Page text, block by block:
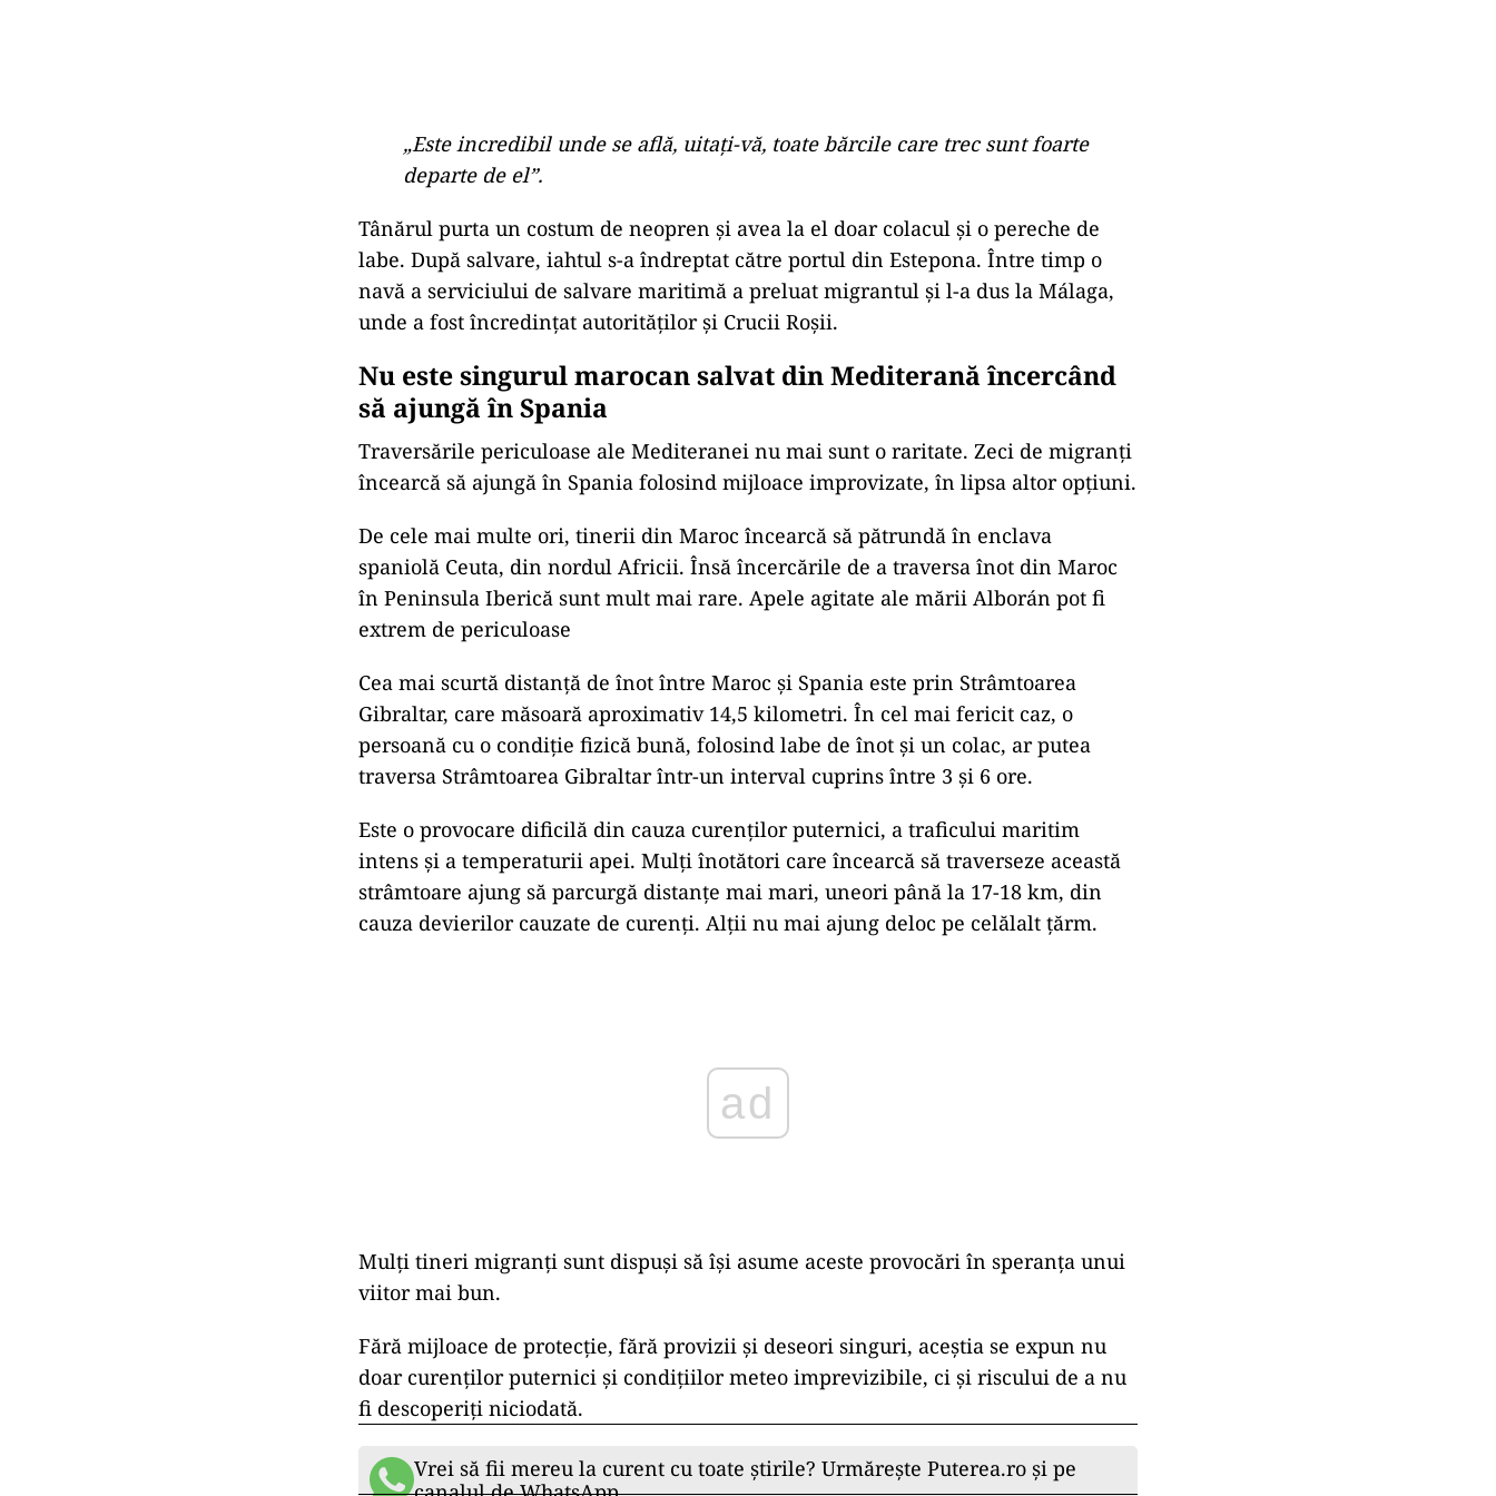
„Este incredibil unde se află, uitați-vă, toate bărcile care trec sunt foarte
departe de el”.
Tânărul purta un costum de neopren și avea la el doar colacul și o pereche de
labe. După salvare, iahtul s-a îndreptat către portul din Estepona. Între timp o
navă a serviciului de salvare maritimă a preluat migrantul și l-a dus la Málaga,
unde a fost încredințat autorităților și Crucii Roșii.
Nu este singurul marocan salvat din Mediterană încercând
să ajungă în Spania
Traversările periculoase ale Mediteranei nu mai sunt o raritate. Zeci de migranți
încearcă să ajungă în Spania folosind mijloace improvizate, în lipsa altor opțiuni.
De cele mai multe ori, tinerii din Maroc încearcă să pătrundă în enclava
spaniolă Ceuta, din nordul Africii. Însă încercările de a traversa înot din Maroc
în Peninsula Iberică sunt mult mai rare. Apele agitate ale mării Alborán pot fi
extrem de periculoase
Cea mai scurtă distanță de înot între Maroc și Spania este prin Strâmtoarea
Gibraltar, care măsoară aproximativ 14,5 kilometri. În cel mai fericit caz, o
persoană cu o condiție fizică bună, folosind labe de înot și un colac, ar putea
traversa Strâmtoarea Gibraltar într-un interval cuprins între 3 și 6 ore.
Este o provocare dificilă din cauza curenților puternici, a traficului maritim
intens și a temperaturii apei. Mulți înotători care încearcă să traverseze această
strâmtoare ajung să parcurgă distanțe mai mari, uneori până la 17-18 km, din
cauza devierilor cauzate de curenți. Alții nu mai ajung deloc pe celălalt țărm.
ad
Mulți tineri migranți sunt dispuși să își asume aceste provocări în speranța unui
viitor mai bun.
Fără mijloace de protecție, fără provizii și deseori singuri, aceștia se expun nu
doar curenților puternici și condițiilor meteo imprevizibile, ci și riscului de a nu
fi descoperiți niciodată.
Vrei să fii mereu la curent cu toate știrile? Urmărește Puterea.ro și pe